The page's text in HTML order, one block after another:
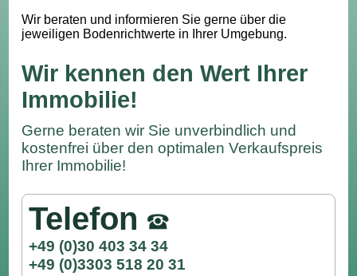
Wir beraten und informieren Sie gerne über die
jeweiligen Bodenrichtwerte in Ihrer Umgebung.
Wir kennen den Wert Ihrer
Immobilie!
Gerne beraten wir Sie unverbindlich und
kostenfrei über den optimalen Verkaufspreis
Ihrer Immobilie!
Telefon
+49 (0)30 403 34 34
+49 (0)3303 518 20 31